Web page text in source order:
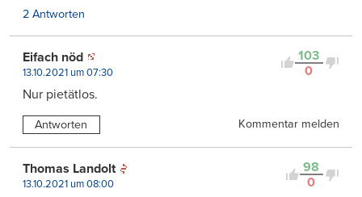
2 Antworten
103
0
Eifach nöd
13.10.2021 um 07:30
Nur pietätlos.
Antworten Kommentar melden
98
0
Thomas Landolt
13.10.2021 um 08:00